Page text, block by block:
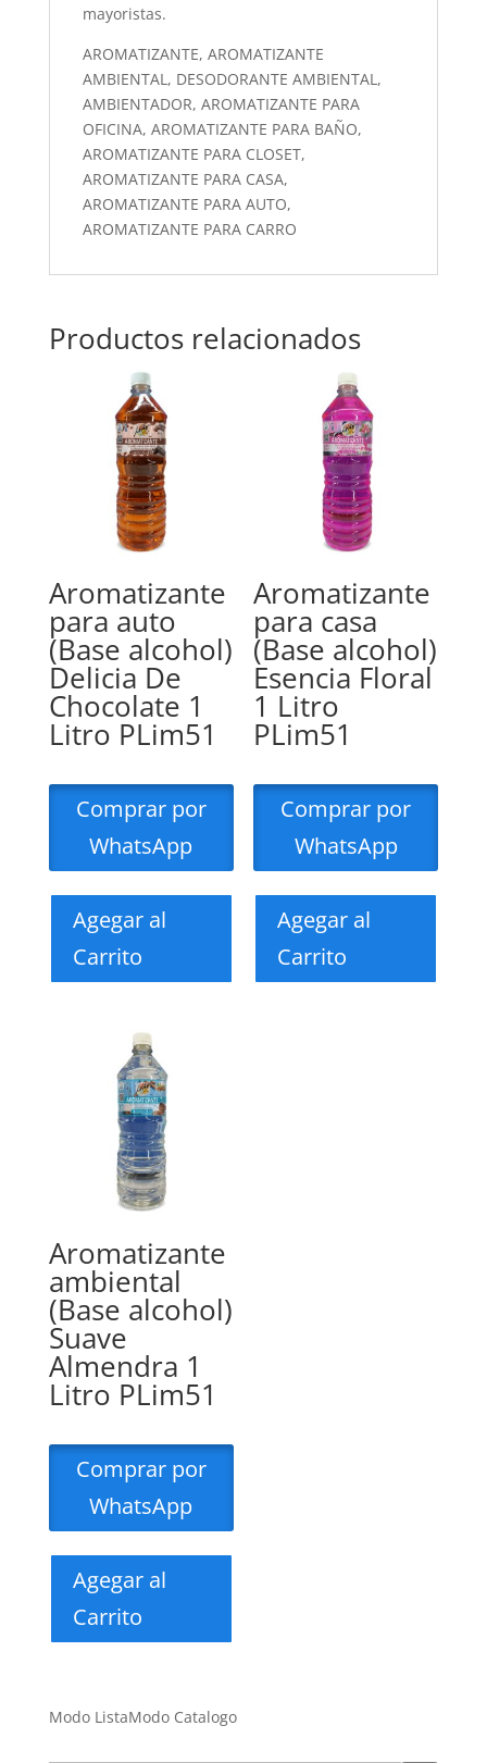
mayoristas.
AROMATIZANTE, AROMATIZANTE
AMBIENTAL, DESODORANTE AMBIENTAL,
AMBIENTADOR, AROMATIZANTE PARA
OFICINA, AROMATIZANTE PARA BAÑO,
AROMATIZANTE PARA CLOSET,
AROMATIZANTE PARA CASA,
AROMATIZANTE PARA AUTO,
AROMATIZANTE PARA CARRO
Productos relacionados
Aromatizante
para auto
(Base alcohol)
Delicia De
Chocolate 1
Litro PLim51
Comprar por
WhatsApp
Agegar al
Carrito
Aromatizante
para casa
(Base alcohol)
Esencia Floral
1 Litro
PLim51
Comprar por
WhatsApp
Agegar al
Carrito
Aromatizante
ambiental
(Base alcohol)
Suave
Almendra 1
Litro PLim51
Comprar por
WhatsApp
Agegar al
Carrito
Modo ListaModo Catalogo